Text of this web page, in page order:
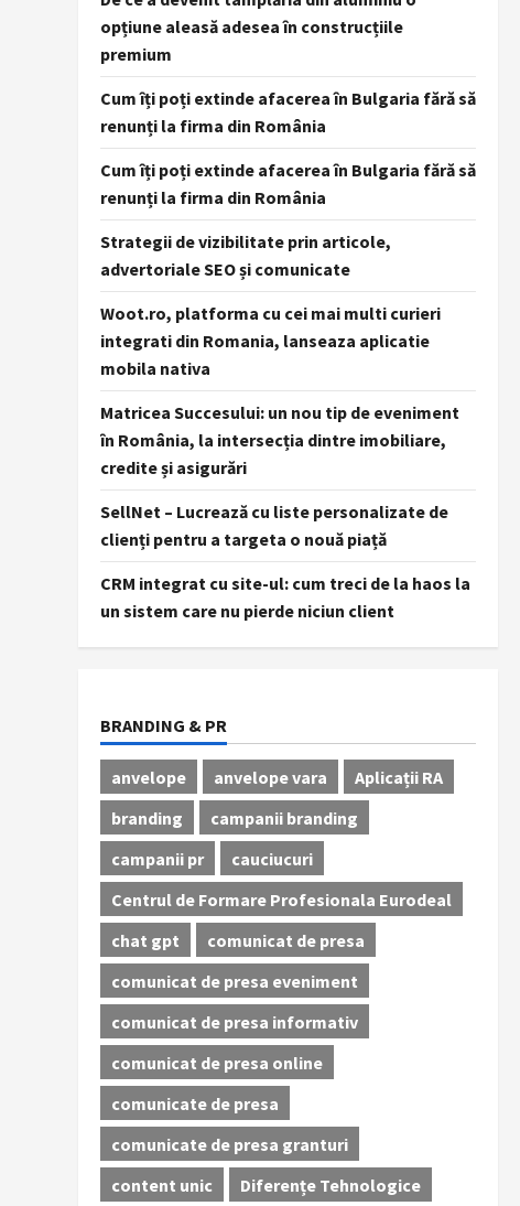
opțiune aleasă adesea în construcțiile
premium
Cum îți poți extinde afacerea în Bulgaria fără să
renunți la firma din România
Cum îți poți extinde afacerea în Bulgaria fără să
renunți la firma din România
Strategii de vizibilitate prin articole,
advertoriale SEO și comunicate
Woot.ro, platforma cu cei mai multi curieri
integrati din Romania, lanseaza aplicatie
mobila nativa
Matricea Succesului: un nou tip de eveniment
în România, la intersecția dintre imobiliare,
credite și asigurări
SellNet – Lucrează cu liste personalizate de
clienți pentru a targeta o nouă piață
CRM integrat cu site-ul: cum treci de la haos la
un sistem care nu pierde niciun client
BRANDING & PR
anvelope anvelope vara
Aplicații RA
branding
campanii branding
campanii pr
cauciucuri
Centrul de Formare Profesionala Eurodeal
chat gpt
comunicat de presa
comunicat de presa eveniment
comunicat de presa informativ
comunicat de presa online
comunicate de presa
comunicate de presa granturi
content unic
Diferențe Tehnologice